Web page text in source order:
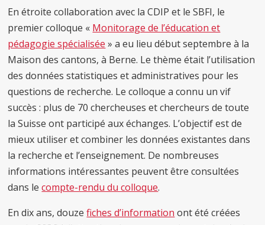
En étroite collaboration avec la CDIP et le SBFI, le
premier colloque « Monitorage de l’éducation et
pédagogie spécialisée » a eu lieu début septembre à la
Maison des cantons, à Berne. Le thème était l’utilisation
des données statistiques et administratives pour les
questions de recherche. Le colloque a connu un vif
succès : plus de 70 chercheuses et chercheurs de toute
la Suisse ont participé aux échanges. L’objectif est de
mieux utiliser et combiner les données existantes dans
la recherche et l’enseignement. De nombreuses
informations intéressantes peuvent être consultées
dans lecompte-rendu du colloque.
En dix ans, douzefiches d’information ont été créées